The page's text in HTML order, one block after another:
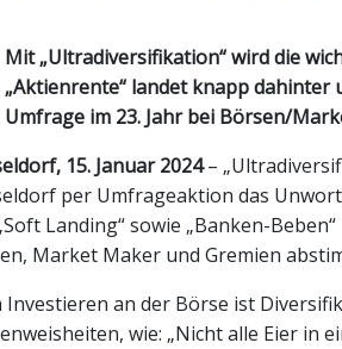
Mit „Ultradiversifikation“ wird die
„Aktienrente“ landet knapp dahinter
Umfrage im 23. Jahr bei Börsen/
15. Januar 2024–
per Umfrageaktion das
Landing“ sowie „Banken-
Market Maker und Gremien
Investieren an der Börse ist
wie: „Nicht alle Eier in